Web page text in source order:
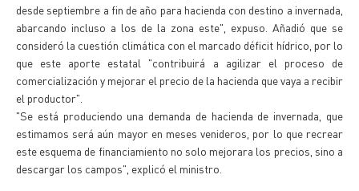
desde septiembre a fin de año para hacienda con destino a invernada,
abarcando incluso a los de la zona este", expuso. Añadió que se
consideró la cuestión climática con el marcado déficit hídrico, por lo
que este aporte estatal "contribuirá a agilizar el proceso de
comercialización y mejorar el precio de la hacienda que vaya a recibir
el productor".
"Se está produciendo una demanda de hacienda de invernada, que
estimamos será aún mayor en meses venideros, por lo que recrear
este esquema de financiamiento no solo mejorara los precios, sino a
descargar los campos", explicó el ministro.